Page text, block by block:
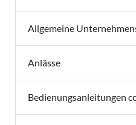
Allgemeine
Anlässe
Bedienungsanleitungen